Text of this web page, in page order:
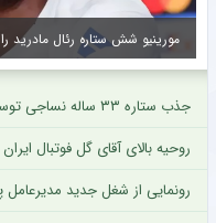
جذب ستاره ۳۳ ساله نساجی توسط صنعت نفت آبادان + عکس
روحیه بالای آقای گل فوتبال
رونمایی از شغل جدید